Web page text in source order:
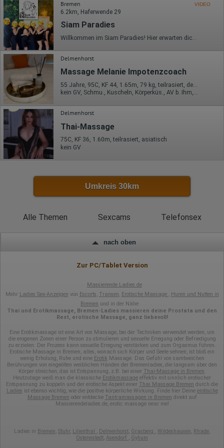
Sprachinformationen
Gerätebestriebssystem
Browser-Typ
Klicks
Domain-Name
Eindeutige Benutzerkennung
Antworten auf Umfragen
Ort der Verarbeitung:
Europäische Union
Rechtliche Grundlage der Verarbeitung
Art. 6 Abs. 1 S. 1 lit. a DSGVO
Bremen VIDEO
6.2km, Haferwende 29
Siam Paradies
Willkommen im Siam Paradies! Hier erwarten dich zärtliche Thai-Frauen die dich liebevoll und sinnlich verwöhnen! Den kompletten Service erfährst du direkt bei der Dame deiner Wahl! Leistungen: - Wellnessmassage - traditionelle Thaimassage - und vieles mehr… Wir freuen uns auf deinen Besuch! Team Siam Paradies
Delmenhorst
Massage Melanie Impotenzcoach
55 Jahre, 95C, KF 44, 1.65m, 79 kg, teilrasiert, deutsch
kein GV, Schmu., Kuscheln, Körperküs., AV b. Ihm, FE
Delmenhorst
Thai-Massage
75C, KF 36, 1.60m, teilrasiert, asiatisch
kein GV
Umkreis 30km
Alle Themen Sexcams Telefonsex
nach oben
Zur PC/Tablet Version
Massierende Ladies.de
Mehr Ladies Sex-Anzeigen von Escorts Transen Erotische Massage
Huren und Nutten in
Bremen und in der Nähe
Thai und Erotikmassage, Bremen-Ladies massieren deine Prostata und den
Rest, erotische Massage, ganz liebevoll!
Eine Erotikmassage ist eine Art von Massage, bei der Techniken verwendet werden, um
die erogenen Zonen einer Person zu stimulieren und sexuelle Erregung oder Befriedigung
zu erzielen. Der Prozess kann sexuelle Erregung verstärken und zum Orgasmus führen.
Erotische Massage in Bremen, alles, wonach sich Körper und Seele sehnen, ist bloß ein
wenig Erholung, Ruhe und eine Erotik Massage. Das Gefühl von samtweichen
Berührungen von eingeölten weiblichen Händen der Bremenladies, die langsam über den
Körper streichen, das ist Entspannung, z.B. bei einer Thai-Massage in Bremen.
Heutzutage weiß man die klassische Erotikmassage effektiv mit sinnlich erotischer
Entspannung zu koppeln und der erotische Aspekt einer Thai Massage Bremen durch die
Ladies ist ebenso wichtig, wie die positive körperliche Wirkung. Finde hier Deine erotische
Massage Bremen oder entdecke Tantramassagen in Bremen direkt auf
Massierendeladies.de, erotic massage near me!
Ladies in Bremen, Stuhr, Lilienthal , Delmenhorst, Grasberg , Wildeshausen, Rhade,
Ostereistedt, Asendorf , Gyhum